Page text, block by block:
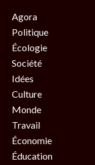
Agora
Politique
Écologie
Société
Idées
Culture
Monde
Travail
Économie
Éducation